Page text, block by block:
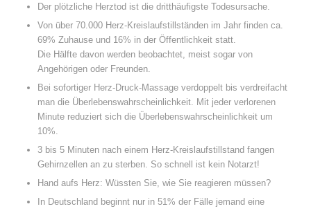
Der plötzliche Herztod ist die dritthäufigste Todesursache.
Von über 70.000 Herz-Kreislaufstillständen im Jahr finden ca.
69% Zuhause und 16% in der Öffentlichkeit statt.
Die Hälfte davon werden beobachtet, meist sogar von
Angehörigen oder Freunden.
Bei sofortiger Herz-Druck-Massage verdoppelt bis verdreifacht
man die Überlebenswahrscheinlichkeit. Mit jeder verlorenen
Minute reduziert sich die Überlebenswahrscheinlichkeit um
10%.
3 bis 5 Minuten nach einem Herz-Kreislaufstillstand fangen
Gehirnzellen an zu sterben. So schnell ist kein Notarzt!
Hand aufs Herz: Wüssten Sie, wie Sie reagieren müssen?
In Deutschland beginnt nur in 51% der Fälle jemand eine